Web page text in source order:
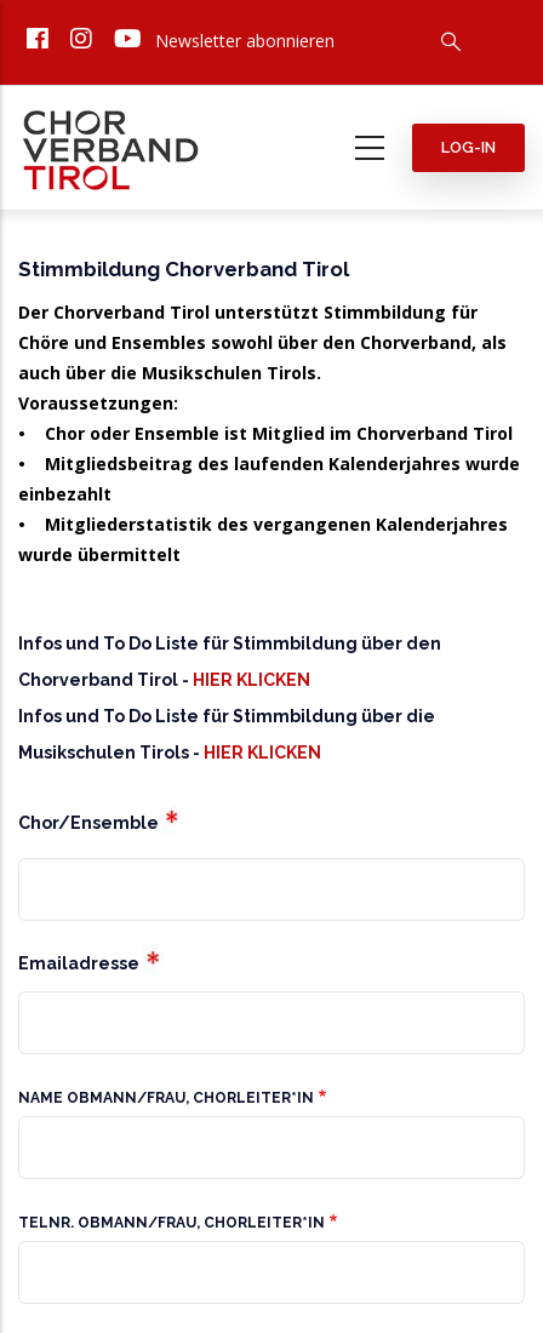
zum
Newsletter abonnieren
LOG-IN
Basisinformationen
Stimmbildung Chorverband Tirol
Der Chorverband Tirol unterstützt Stimmbildung für
Chöre und Ensembles sowohl über den Chorverband, als
auch über die Musikschulen Tirols.
Voraussetzungen:
• Chor oder Ensemble ist Mitglied im Chorverband Tirol
• Mitgliedsbeitrag des laufenden Kalenderjahres wurde
einbezahlt
• Mitgliederstatistik des vergangenen Kalenderjahres
wurde übermittelt
Infos und To Do Liste für Stimmbildung über den
Chorverband Tirol - HIER KLICKEN
Infos und To Do Liste für Stimmbildung über die
Musikschulen Tirols - HIER KLICKEN
CHOR/ENSEMBLE
Chor/Ensemble
EMAILADRESSE
Emailadresse
NAME OBMANN/FRAU, CHORLEITER*IN
TELNR. OBMANN/FRAU, CHORLEITER*IN